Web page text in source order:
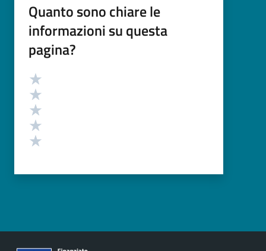
Quanto sono chiare le
informazioni su questa
pagina?
Valutazione